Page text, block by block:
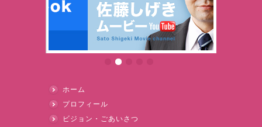
ホーム
プロフィール
ビジョン・ごあいさつ